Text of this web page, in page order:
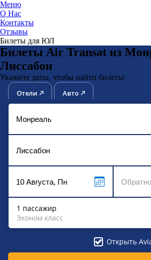
Меню
О Нас
Контакты
Отзывы
Билеты для ЮЛ
Билеты Air Transat из
Лиссабон
Укажите даты, чтобы найти билеты:
Отели Авто
1 пассажир
Эконом класс
Открыть